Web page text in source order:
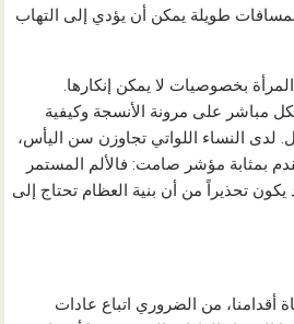
طويلة يمكن أن يؤدي إلى التهاب
بخصوصيات لا يمكن إنكارها.
مباشر على مرونة الأنسجة وكيفية
لدى النساء اللواتي تجاوزن سن اليأس،
بمثابة مؤشر صامت: فالألم المستمر
تحذيراً من أن بنية العظام تحتاج إلى
أقدامنا، من الضروري اتباع عادات